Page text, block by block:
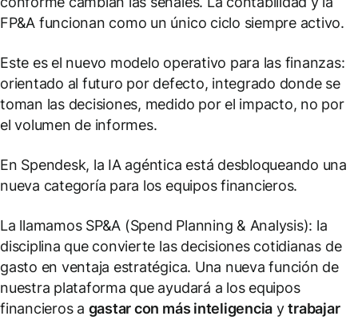
FP&A funcionan como un único ciclo siempre activo.
Este es el nuevo modelo operativo para las finanzas:
orientado al futuro por defecto, integrado donde se
toman las decisiones, medido por el impacto, no por
el volumen de informes.
En Spendesk, la IA agéntica está desbloqueando una
nueva categoría para los equipos financieros.
La llamamos SP&A (Spend Planning & Analysis): la
disciplina que convierte las decisiones cotidianas de
gasto en ventaja estratégica. Una nueva función de
nuestra plataforma que ayudará a los equipos
financieros a gastar con más inteligencia ytrabajar